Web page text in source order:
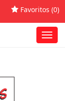
Favoritos (0)